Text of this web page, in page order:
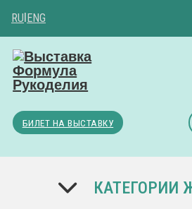
RU ENG
БИЛЕТ НА ВЫСТАВКУ
КАТЕГОРИИ